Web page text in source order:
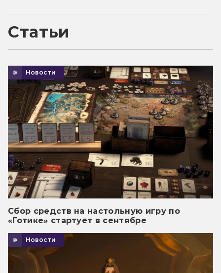
Статьи
Новости
Сбор средств на настольную игру по
«Готике» стартует в сентябре
Новости